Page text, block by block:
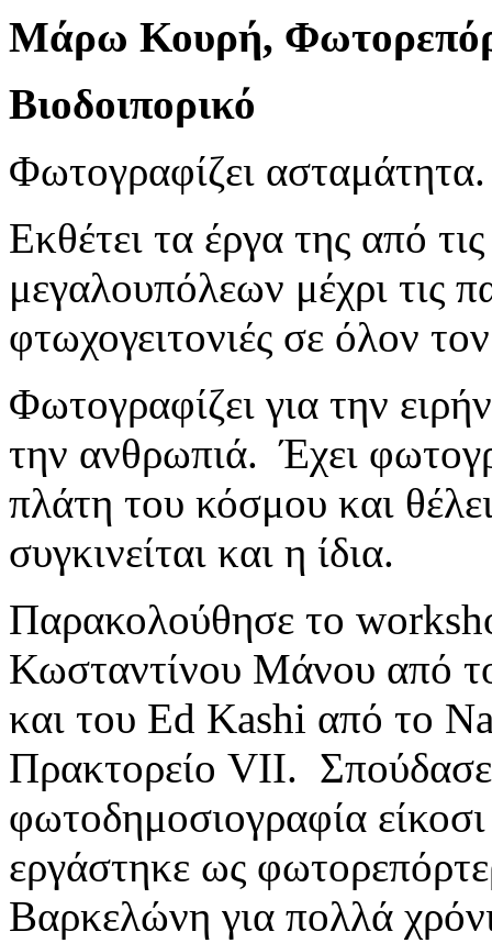
Μάρω Κουρή,
Bιοδοιπορικό
Φωτογραφίζει ασταμάτητα.
Εκθέτει τα έργα της από
μεγαλουπόλεων μέχρι τις
φτωχογειτονιές σε όλον
Φωτογραφίζει για την
την ανθρωπιά. Έχει
πλάτη του κόσμου και
συγκινείται και η ίδια.
Παρακολούθησε το
Κωσταντίνου Μάνου από
και του Εd Kashi από το
Πρακτορείο VII.
φωτοδημοσιογραφία
εργάστηκε ως
Βαρκελώνη για πολλά